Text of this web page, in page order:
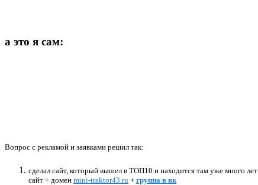
а это я сам:
Вопрос с рекламой и заявками решил так:
сделал сайт, который вышел в ТОП10 и находится там уже много лет
сайт + домен mini-traktor43.ru + группа в вк